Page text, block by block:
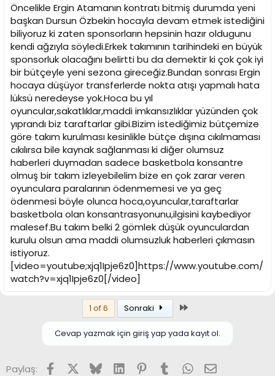
Öncelikle Ergin Atamanın kontratı bitmiş durumda yeni
başkan Dursun Özbekin hocayla devam etmek istediğini
biliyoruz ki zaten sponsorların hepsinin hazır oldugunu
kendi ağzıyla söyledi.Erkek takımının tarihindeki en büyük
sponsorluk olacağını belirtti bu da demektir ki çok çok iyi
bir bütçeyle yeni sezona gireceğiz.Bundan sonrası Ergin
hocaya düşüyor transferlerde nokta atışı yapmalı hata
lüksü neredeyse yok.Hoca bu yıl
oyuncular,sakatlıklar,maddi imkansızlıklar yüzünden çok
yıprandı biz taraftarlar gibi.Bizim istediğimiz bütçemize
göre takım kurulması kesinlikle bütçe dışına cıkılmaması
cıkılırsa bile kaynak sağlanması ki diğer olumsuz
haberleri duymadan sadece basketbola konsantre
olmuş bir takım izleyebilelim bize en çok zarar veren
oyunculara paralarının ödenmemesi ve ya geç
ödenmesi böyle olunca hoca,oyuncular,taraftarlar
basketbola olan konsantrasyonunu,ilgisini kaybediyor
malesef.Bu takım belki 2 gömlek düşük oyunculardan
kurulu olsun ama maddi olumsuzluk haberleri çıkmasın
istiyoruz.
[video=youtube;xjq1Ipje6z0]https://www.youtube.com/
watch?v=xjq1Ipje6z0[/video]
1 of 6 Sonraki
Cevap yazmak için giriş yap yada kayıt ol.
Paylaş: FacebookX (Twitter)
BlueskyLinkedInPinterest
TumblrWhatsApp
E-posta